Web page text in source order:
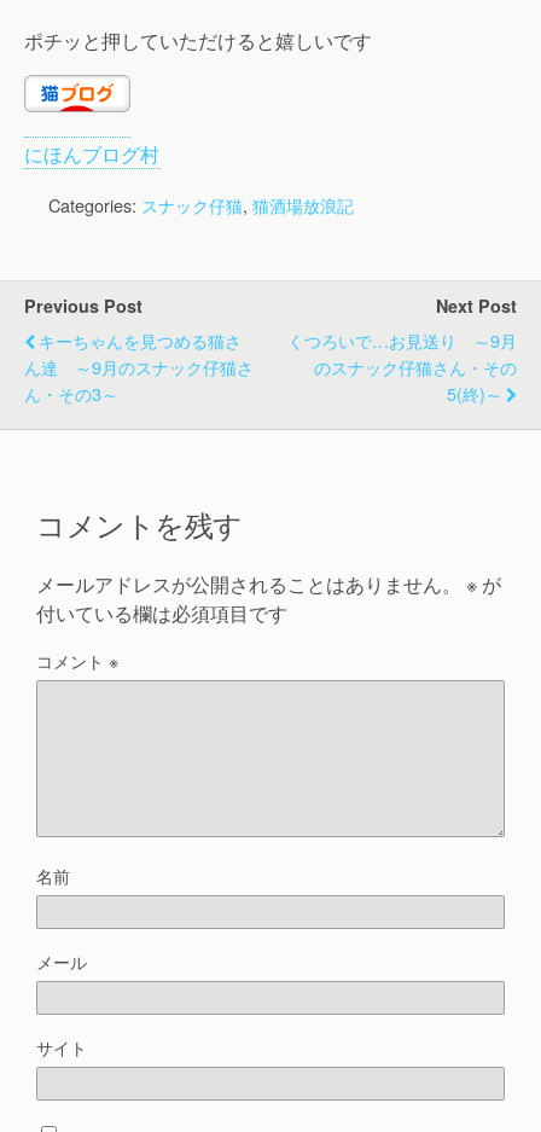
ポチッと押していただけると嬉しいです
にほんブログ村
Categories: スナック仔猫, 猫酒場放浪記
Previous Post
キーちゃんを見つめる猫さ
ん達 ～9月のスナック仔猫さ
ん・その3～
Next Post
くつろいで…お見送り ～9月
のスナック仔猫さん・その
5(終)～
コメントを残す
メールアドレスが公開されることはありません。 ※ が
付いている欄は必須項目です
コメント ※
名前
メール
サイト